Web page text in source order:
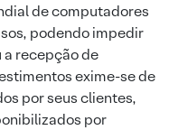
de computadores
podendo impedir
a recepção de
exime-se de
por seus clientes,
por